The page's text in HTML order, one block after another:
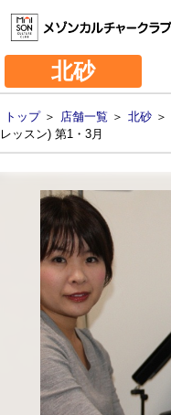
北砂
トップ＞ 店舗一覧 ＞ 北砂 ＞
レッスン) 第1・3月